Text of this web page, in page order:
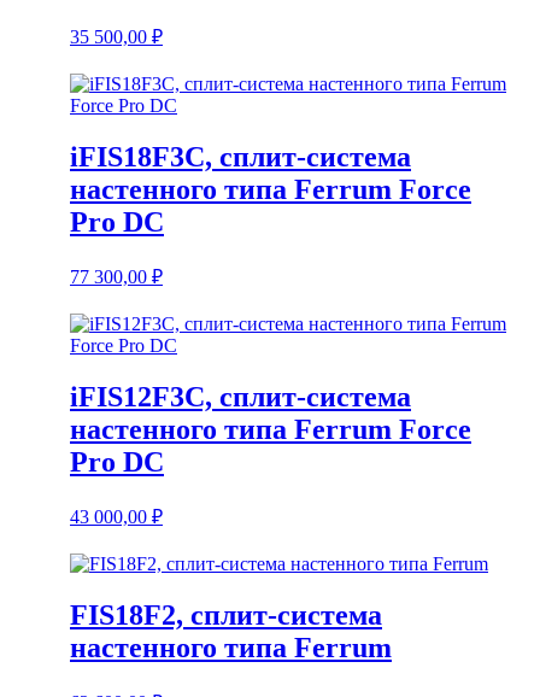
35 500,00 ₽
iFIS18F3C, сплит-система
настенного типа Ferrum Force
Pro DC
77 300,00 ₽
iFIS12F3C, сплит-система
настенного типа Ferrum Force
Pro DC
43 000,00 ₽
FIS18F2, сплит-система
настенного типа Ferrum